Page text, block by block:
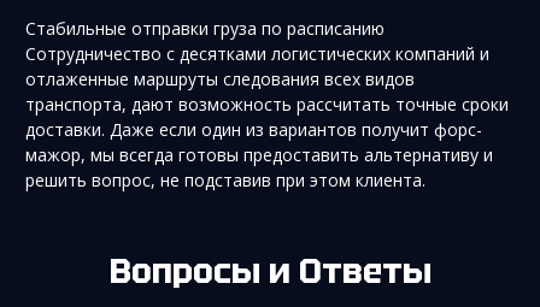
Стабильные отправки груза по расписанию
Сотрудничество с десятками логистических компаний и
отлаженные маршруты следования всех видов
транспорта, дают возможность рассчитать точные сроки
доставки. Даже если один из вариантов получит форс-
мажор, мы всегда готовы предоставить альтернативу и
решить вопрос, не подставив при этом клиента.
Вопросы и Ответы